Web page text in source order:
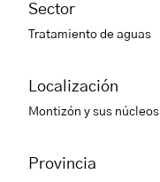
Sector
Tratamiento de aguas
Localización
Montizón y sus núcleos
Provincia